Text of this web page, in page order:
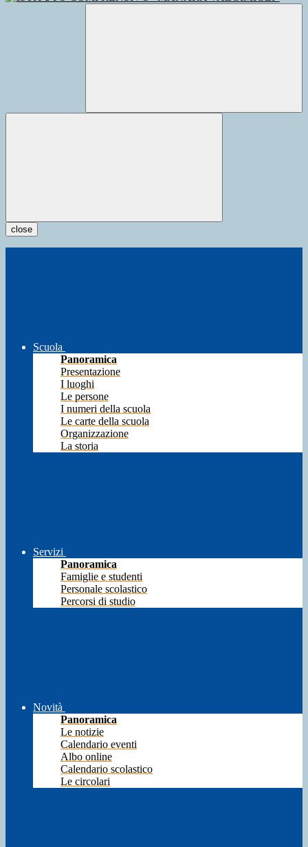
close
Scuola
Panoramica
Presentazione
I luoghi
Le persone
I numeri della scuola
Le carte della scuola
Organizzazione
La storia
Servizi
Panoramica
Famiglie e studenti
Personale scolastico
Percorsi di studio
Novità
Panoramica
Le notizie
Calendario eventi
Albo online
Calendario scolastico
Le circolari